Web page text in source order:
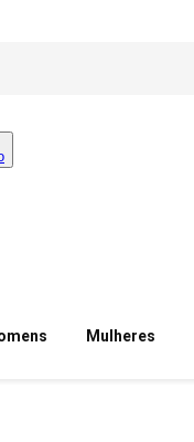
Mulheres